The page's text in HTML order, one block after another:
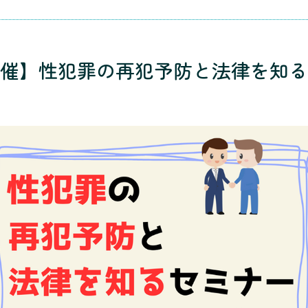
】性犯罪の再犯予防と法律を知